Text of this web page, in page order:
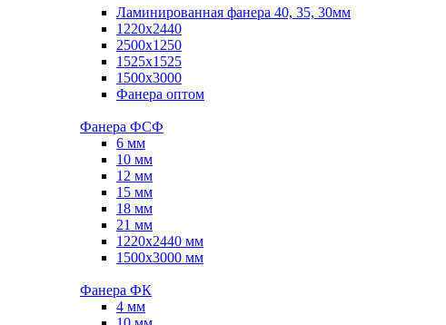
Ламинированная фанера 40, 35, 30мм
1220x2440
2500x1250
1525x1525
1500x3000
Фанера оптом
Фанера ФСФ
6 мм
10 мм
12 мм
15 мм
18 мм
21 мм
1220х2440 мм
1500х3000 мм
Фанера ФК
4 мм